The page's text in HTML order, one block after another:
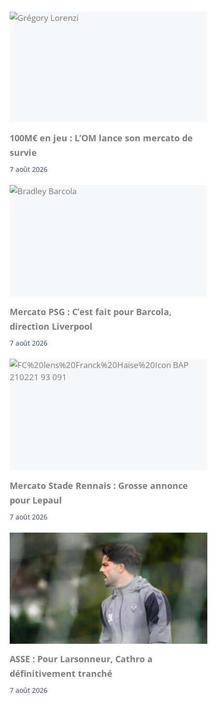
100M€ en jeu : L’OM lance son mercato de
survie
7 août 2026
Mercato PSG : C’est fait pour Barcola,
direction Liverpool
7 août 2026
Mercato Stade Rennais : Grosse annonce
pour Lepaul
7 août 2026
ASSE : Pour Larsonneur, Cathro a
définitivement tranché
7 août 2026